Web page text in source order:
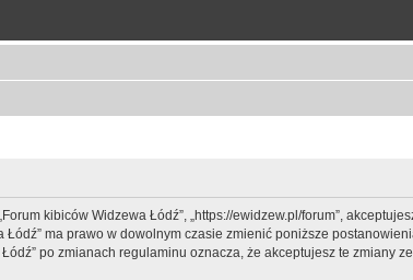
kibiców Widzewa Łódź”, „https://ewidzew.pl/forum”,
ma prawo w dowolnym czasie zmienić poniższe
po zmianach regulaminu oznacza, że akceptujesz te zmiany